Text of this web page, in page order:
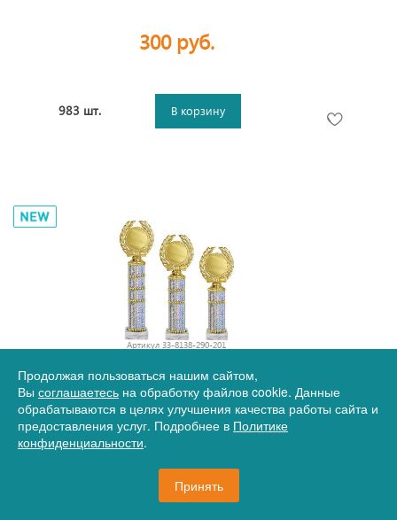
300 руб.
983 шт. В корзину
Артикул 33-8138-290-201
Награда 29см (Э2, Т1) сер
795 руб.
Продолжая пользоваться нашим сайтом,
Вы соглашаетесь на обработку файлов cookie. Данные
обрабатываются в целях улучшения качества работы сайта и
предоставления услуг. Подробнее в Политике
конфиденциальности.
Принять